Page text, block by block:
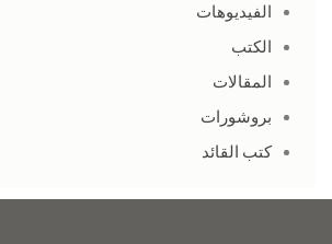
الفيديوهات
الكتب
المقالات
بروشورات
كتب القائد